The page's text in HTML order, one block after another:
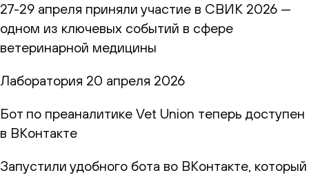
27-29 апреля приняли участие в СВИК 2026 —
одном из ключевых событий в сфере
ветеринарной медицины
Лаборатория 20 апреля 2026
Бот по преаналитике Vet Union теперь доступен
в ВКонтакте
Запустили удобного бота во ВКонтакте, который